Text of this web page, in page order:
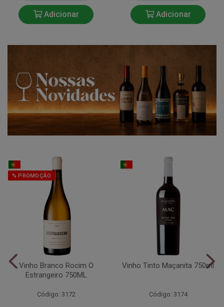
Adicionar Adicionar
% PROMOÇÃO
Vinho Branco Rocim O
Estrangeiro 750ML
Código: 3172
Vinho Tinto Maçanita 750ml
Código: 3174